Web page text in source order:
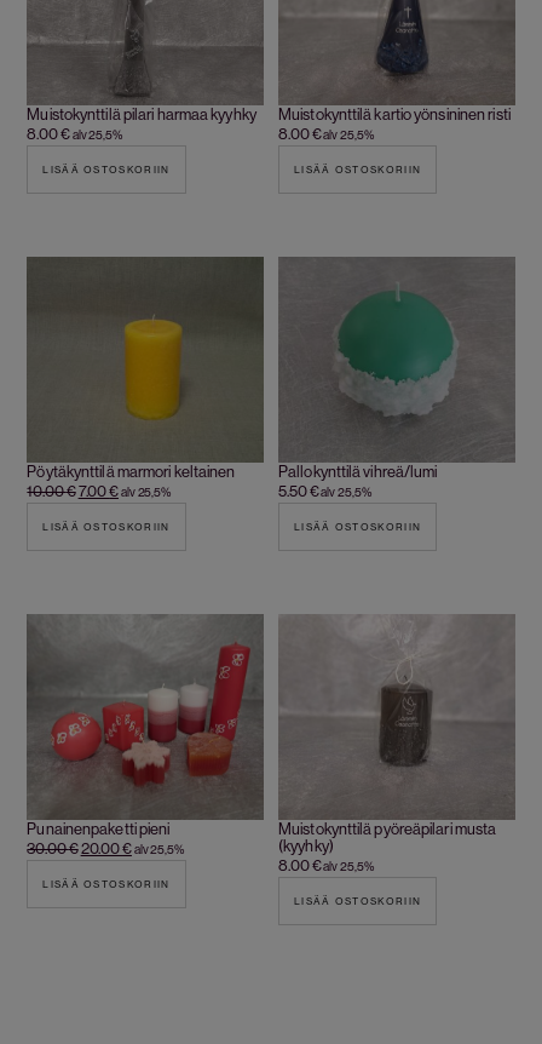
Muistokynttilä pilari harmaa kyyhky
8.00€alv 25,5%
LISÄÄ OSTOSKORIIN
Muistokynttilä kartio yönsininen risti
8.00€alv 25,5%
LISÄÄ OSTOSKORIIN
Pöytäkynttilä marmori keltainen
10.00€7.00€alv 25,5%
LISÄÄ OSTOSKORIIN
Pallokynttilä vihreä/lumi
5.50€alv 25,5%
LISÄÄ OSTOSKORIIN
Punainenpaketti pieni
30.00€20.00€alv 25,5%
LISÄÄ OSTOSKORIIN
Muistokynttilä pyöreäpilari musta
(kyyhky)
8.00€alv 25,5%
LISÄÄ OSTOSKORIIN